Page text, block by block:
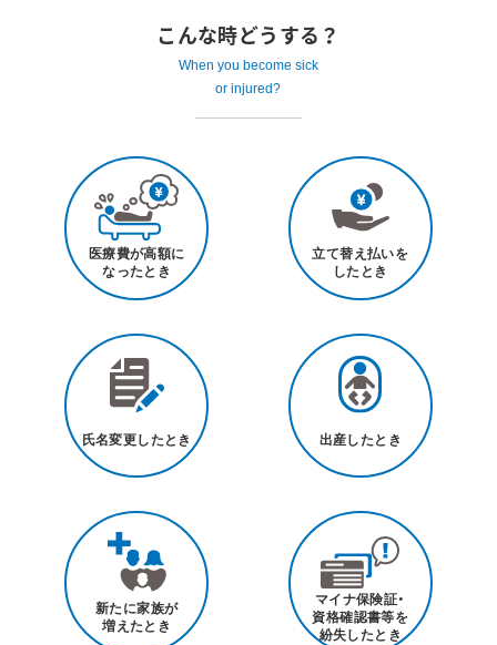
こんな時どうする？
When you become sick
or injured?
医療費が高額に
なったとき
立て替え払いを
したとき
氏名変更したとき 出産したとき
新たに家族が
増えたとき
マイナ保険証・
資格確認書等を
紛失したとき